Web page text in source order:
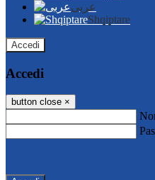
عربى
Shqiptare
Accedi
Accedi
button close ×